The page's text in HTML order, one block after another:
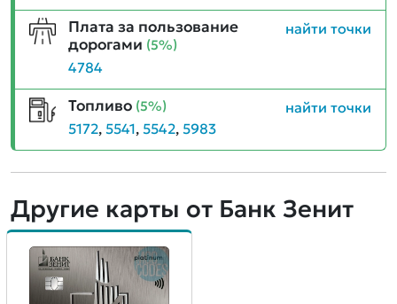
Плата за пользование
дорогами (5%)
найти точки
4784
Топливо (5%)
найти точки
5172, 5541, 5542, 5983
Другие карты от Банк Зенит